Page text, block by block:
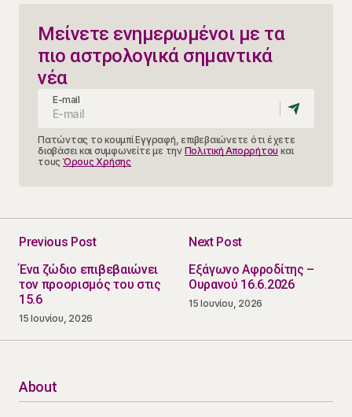
Μείνετε ενημερωμένοι με τα
πιο αστρολογικά σημαντικά
νέα
E-mail
Πατώντας το κουμπί Εγγραφή, επιβεβαιώνετε ότι έχετε
διαβάσει και συμφωνείτε με την Πολιτική Απορρήτου και
τους Όρους Χρήσης
Previous Post
Ένα ζώδιο επιβεβαιώνει
τον προορισμός του στις
15.6
15 Ιουνίου, 2026
Next Post
Εξάγωνο Αφροδίτης –
Ουρανού 16.6.2026
15 Ιουνίου, 2026
About